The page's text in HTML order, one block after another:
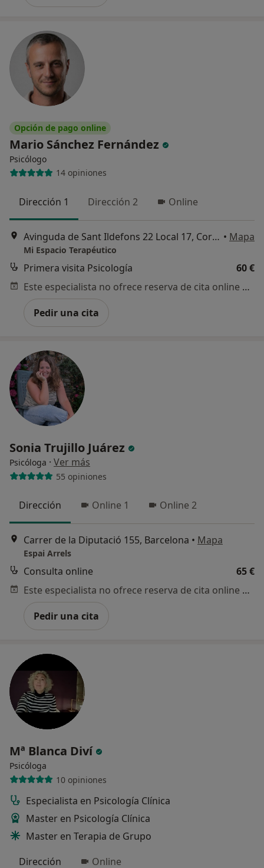
Opción de pago online
Mario Sánchez Fernández
Psicólogo
14 opiniones
Dirección 1 Dirección 2 Online
Avinguda de Sant Ildefons 22 Local 17, Cornellà de Llobregat • Mapa
Mi Espacio Terapéutico
Primera visita Psicología
60 €
Este especialista no ofrece reserva de cita online en esta dirección.
Pedir una cita
Sonia Trujillo Juárez
Psicóloga · Ver más
55 opiniones
Dirección Online 1 Online 2
Carrer de la Diputació 155, Barcelona • Mapa
Espai Arrels
Consulta online
65 €
Este especialista no ofrece reserva de cita online en esta dirección.
Pedir una cita
Mª Blanca Diví
Psicóloga
10 opiniones
Especialista en Psicología Clínica
Master en Psicología Clínica
Master en Terapia de Grupo
Dirección
Online